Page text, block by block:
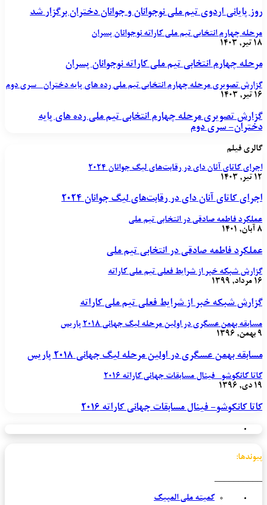
روز پایانی اردوی تیم ملی نوجوانان و جوانان دختران برگزار شد
مرحله چهارم انتخابی تیم ملی کاراته نوجوانان پسران
۱۸ تیر, ۱۴۰۳
مرحله چهارم انتخابی تیم ملی کاراته نوجوانان پسران
گزارش تصویری مرحله چهارم انتخابی تیم ملی رده های پایه دختران- سری دوم
۱۶ تیر, ۱۴۰۳
گزارش تصویری مرحله چهارم انتخابی تیم ملی رده های پایه
دختران- سری دوم
گالری فیلم
اجرای کاتای آنان دای در رقابت‌های لیگ جوانان ۲۰۲۴
۱۲ تیر, ۱۴۰۳
اجرای کاتای آنان دای در رقابت‌های لیگ جوانان ۲۰۲۴
عملکرد فاطمه صادقی در انتخابی تیم ملی
۸ آبان, ۱۴۰۱
عملکرد فاطمه صادقی در انتخابی تیم ملی
گزارش شبکه خبر از شرایط فعلی تیم ملی کاراته
۱۶ مرداد, ۱۳۹۹
گزارش شبکه خبر از شرایط فعلی تیم ملی کاراته
مسابقه بهمن عسگری در اولین مرحله لیگ جهانی ۲۰۱۸ پاریس
۹ بهمن, ۱۳۹۶
مسابقه بهمن عسگری در اولین مرحله لیگ جهانی ۲۰۱۸ پاریس
کاتا کانکوشو- فینال مسابقات جهانی کاراته ۲۰۱۶
۱۹ دی, ۱۳۹۶
کاتا کانکوشو- فینال مسابقات جهانی کاراته ۲۰۱۶
پیوندها:
__________
کمیته ملی المپیک